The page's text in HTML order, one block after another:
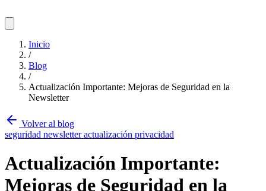
Inicio
/
Blog
/
Actualización Importante: Mejoras de Seguridad en la
Newsletter
Volver al blog
seguridad newsletteractualización privacidad
Actualización Importante:
Mejoras de Seguridad en la